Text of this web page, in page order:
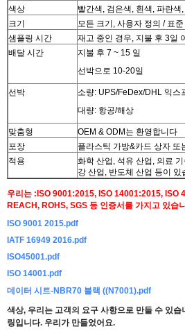
색상
빨간색, 검은색, 흰색, 파란색
크기
모든 크기, 사용자 정의 / 표
샘플링 시간
재고 중인 경우, 지불 후 3일
배달 시간
지불 후 7 ~ 15 일
선박으로 10-20일
선박
소량: UPS/FeDex/DHL 익스
대량: 항공/해상
맞춤형
OEM & ODM는 환영합니다
포장
플라스틱 가방&카드 상자 또
적용
화학 산업, 석유 산업, 의료
강 산업, 반도체 산업 등이 있
우리는 :ISO 9001:2015, ISO 14001:2015, ISO
REACH, ROHS, SGS 등 인증서를 가지고 있습
ISO 9001 2015.pdf
IATF 16949 2016.pdf
ISO45001.pdf
ISO 14001.pdf
데이터 시트-NBR70 블랙 ((N7001).pdf
색상, 우리는 고객의 요구 사항으로 만들 수 있
링입니다. 우리가 만들었어요.